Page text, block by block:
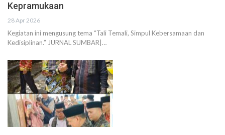
Kepramukaan
28 Apr 2026
Kegiatan ini mengusung tema “Tali Temali, Simpul Kebersamaan dan
Kedisiplinan.” JURNAL SUMBAR|…